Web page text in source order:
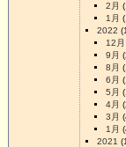
2月
1月
2022
12月
9月
8月
6月
5月
4月
3月
1月
2021